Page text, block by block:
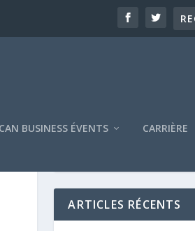
BUSINESS ÉVENTS CARRIÈRE
ARTICLES RÉCENTS